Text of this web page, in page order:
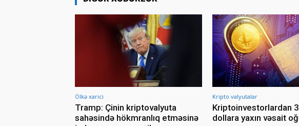
Ölkə xarici
Tramp: Çinin kriptovalyuta
sahəsində hökmranlıq etməsinə
Kripto valyutalar
Kriptoinvestorlardan
dollara yaxın vəsait